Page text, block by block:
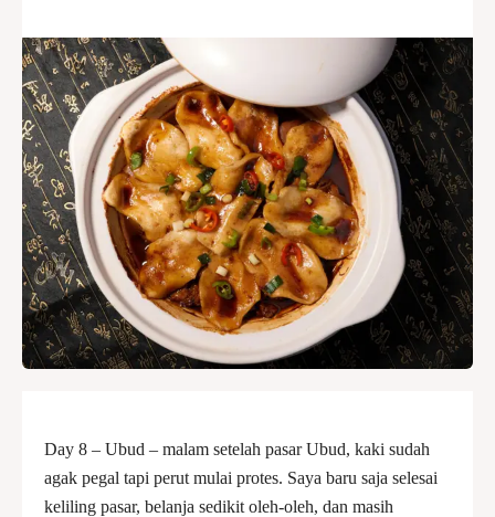
Day 8 – Ubud – malam setelah pasar Ubud, kaki sudah
agak pegal tapi perut mulai protes. Saya baru saja selesai
keliling pasar, belanja sedikit oleh-oleh, dan masih